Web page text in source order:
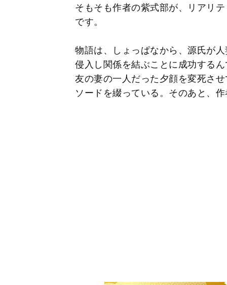
そもそも作者の紫式部が、リアリ
です。
物語は、しょっぱなから、源氏が
侵入し関係を結ぶことに成功する
友の妻の一人だった夕顔を変死さ
ソードを綴っている。そのあと、